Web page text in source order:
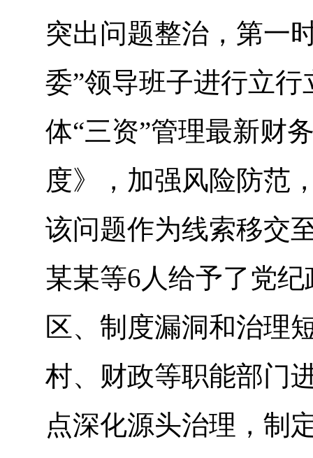
突出问题整治，第一
委”领导班子进行立
体“三资”管理最新财
度》，加强风险防范
该问题作为线索移交
某某等6人给予了党
区、制度漏洞和治理
村、财政等职能部门
点深化源头治理，制